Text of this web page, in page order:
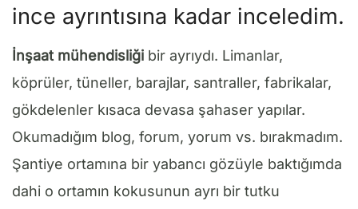
ince ayrıntısına kadar inceledim.
İnşaat mühendisliği bir ayrıydı. Limanlar,
köprüler, tüneller, barajlar, santraller, fabrikalar,
gökdelenler kısaca devasa şahaser yapılar.
Okumadığım blog, forum, yorum vs. bırakmadım.
Şantiye ortamına bir yabancı gözüyle baktığımda
dahi o ortamın kokusunun ayrı bir tutku